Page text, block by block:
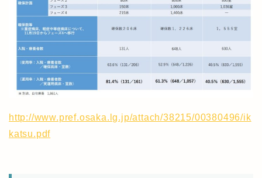
http://www.pref.osaka.lg.jp/attach/38215/00380496/ik
katsu.pdf